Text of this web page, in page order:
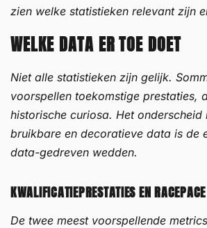
zien welke statistieken relevant zijn
WELKE DATA ER TOE DOET
Niet alle statistieken zijn gelijk.
voorspellen toekomstige prestaties,
historische curiosa. Het onderscheid
bruikbare en decoratieve data is de
data-gedreven wedden.
KWALIFICATIEPRESTATIES EN RACEPACE
De twee meest voorspellende